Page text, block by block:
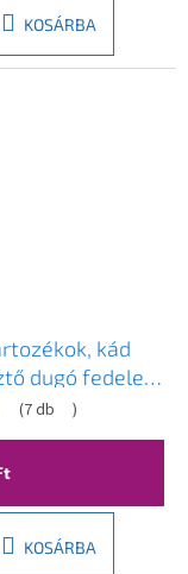
KOSÁRBA
kád
dugó fedele,
ND-7900-CR
(7 db )
KOSÁRBA